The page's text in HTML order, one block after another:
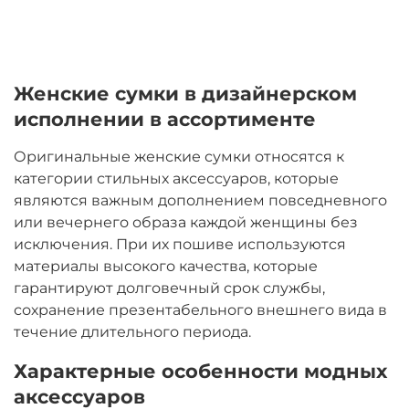
Женские сумки в дизайнерском
исполнении в ассортименте
Оригинальные женские сумки относятся к
категории стильных аксессуаров, которые
являются важным дополнением повседневного
или вечернего образа каждой женщины без
исключения. При их пошиве используются
материалы высокого качества, которые
гарантируют долговечный срок службы,
сохранение презентабельного внешнего вида в
течение длительного периода.
Характерные особенности модных
аксессуаров